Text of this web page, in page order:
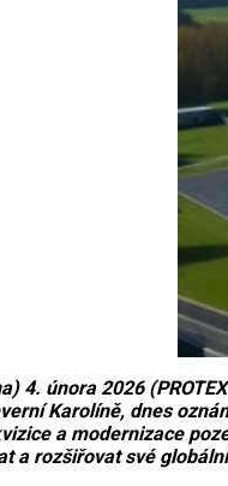
4. února 2026
Karolíně, dnes
a modernizace
a rozšiřovat své